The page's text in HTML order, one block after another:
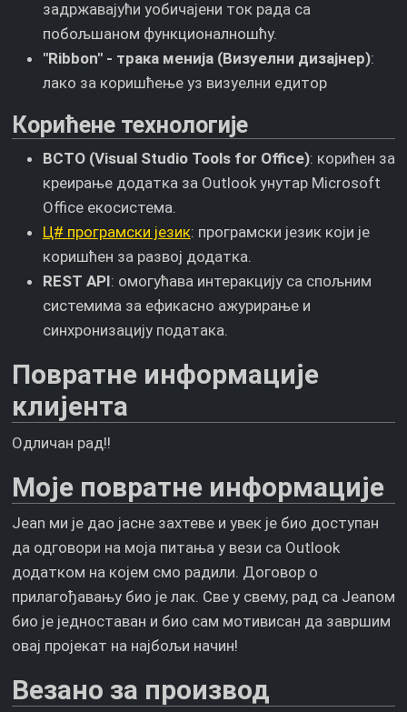
задржавајући уобичајени ток рада са
побољшаном функционалношћу.
"Ribbon" - трака менија (Визуелни дизајнер):
лако за коришћење уз визуелни едитор
Корићене технологије
ВСТО (Visual Studio Tools for Office): корићен за
креирање додатка за Outlook унутар Microsoft
Office екосистема.
Ц# програмски језик: програмски језик који је
коришћен за развој додатка.
REST API: омогућава интеракцију са спољним
системима за ефикасно ажурирање и
синхронизацију података.
Повратне информације
клијента
Одличан рад!!
Моје повратне информације
Jean ми је дао јасне захтеве и увек је био доступан
да одговори на моја питања у вези са Outlook
додатком на којем смо радили. Договор о
прилагођавању био је лак. Све у свему, рад са Jeanом
био је једноставан и био сам мотивисан да завршим
овај пројекат на најбољи начин!
Везано за производ